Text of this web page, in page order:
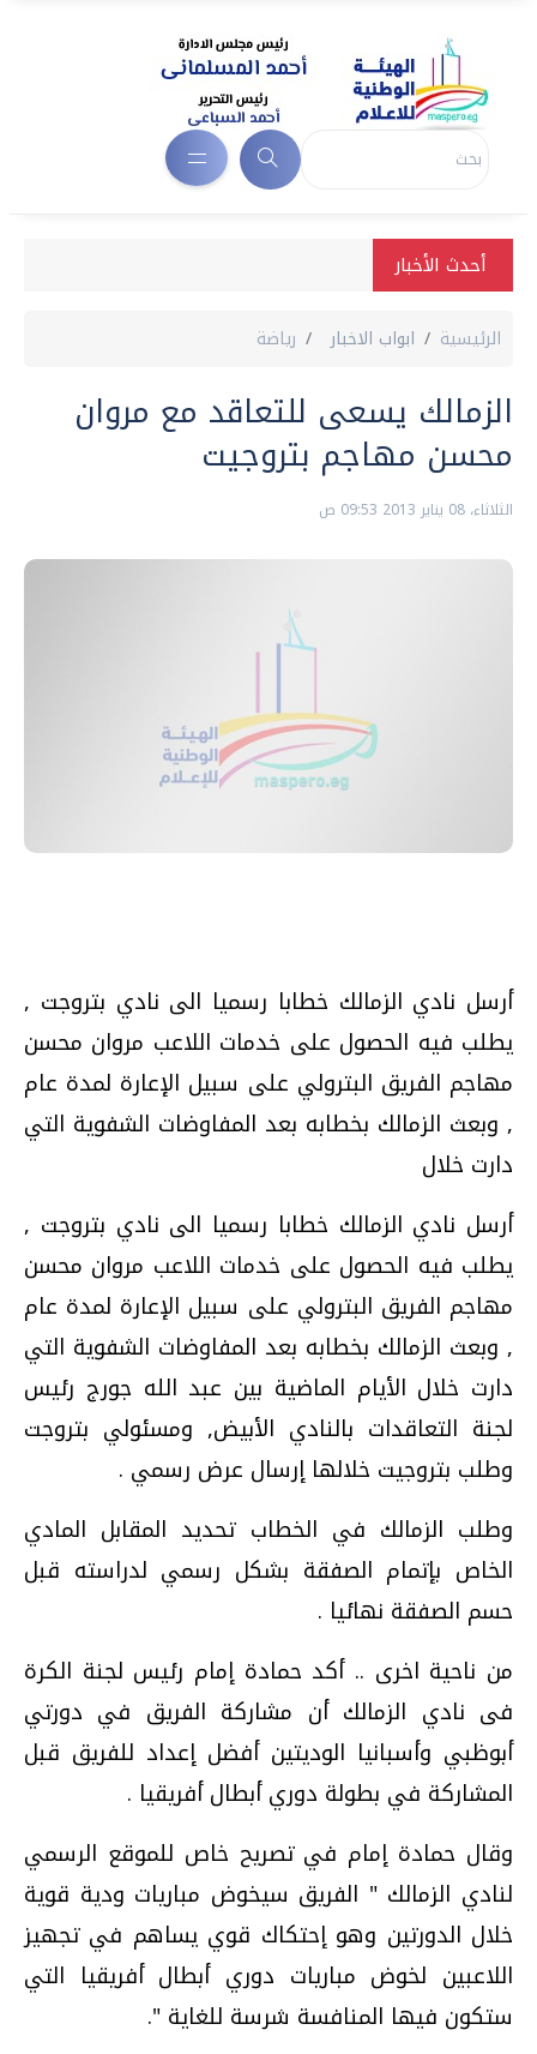
أحدث الأخبار
الرئيسية ابواب الاخبار رياضة
الزمالك يسعى للتعاقد مع مروان
محسن مهاجم بتروجيت
الثلاثاء، 08 يناير 2013 09:53 ص
أرسل نادي الزمالك خطابا رسميا الى نادي بتروجت ,
يطلب فيه الحصول على خدمات اللاعب مروان محسن
مهاجم الفريق البترولي على سبيل الإعارة لمدة عام
, وبعث الزمالك بخطابه بعد المفاوضات الشفوية التي
دارت خلال
أرسل نادي الزمالك خطابا رسميا الى نادي بتروجت ,
يطلب فيه الحصول على خدمات اللاعب مروان محسن
مهاجم الفريق البترولي على سبيل الإعارة لمدة عام
, وبعث الزمالك بخطابه بعد المفاوضات الشفوية التي
دارت خلال الأيام الماضية بين عبد الله جورج رئيس
لجنة التعاقدات بالنادي الأبيض, ومسئولي بتروجت
وطلب بتروجيت خلالها إرسال عرض رسمي .
وطلب الزمالك في الخطاب تحديد المقابل المادي
الخاص بإتمام الصفقة بشكل رسمي لدراسته قبل
حسم الصفقة نهائيا .
من ناحية اخرى .. أكد حمادة إمام رئيس لجنة الكرة
فى نادي الزمالك أن مشاركة الفريق في دورتي
أبوظبي وأسبانيا الوديتين أفضل إعداد للفريق قبل
المشاركة في بطولة دوري أبطال أفريقيا .
وقال حمادة إمام في تصريح خاص للموقع الرسمي
لنادي الزمالك " الفريق سيخوض مباريات ودية قوية
خلال الدورتين وهو إحتكاك قوي يساهم في تجهيز
اللاعبين لخوض مباريات دوري أبطال أفريقيا التي
ستكون فيها المنافسة شرسة للغاية ".